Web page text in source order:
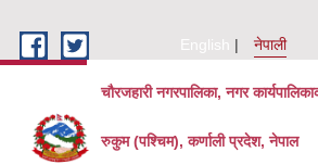
English
नेपाली
चौरजहारी नगरपालिका, नगर
रुकुम (पश्चिम), कर्णाली प्रदेश, नेपाल